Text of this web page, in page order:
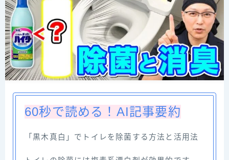
60秒で読める！AI記事要約
「黒木真白」でトイレを除菌する方法と活用法